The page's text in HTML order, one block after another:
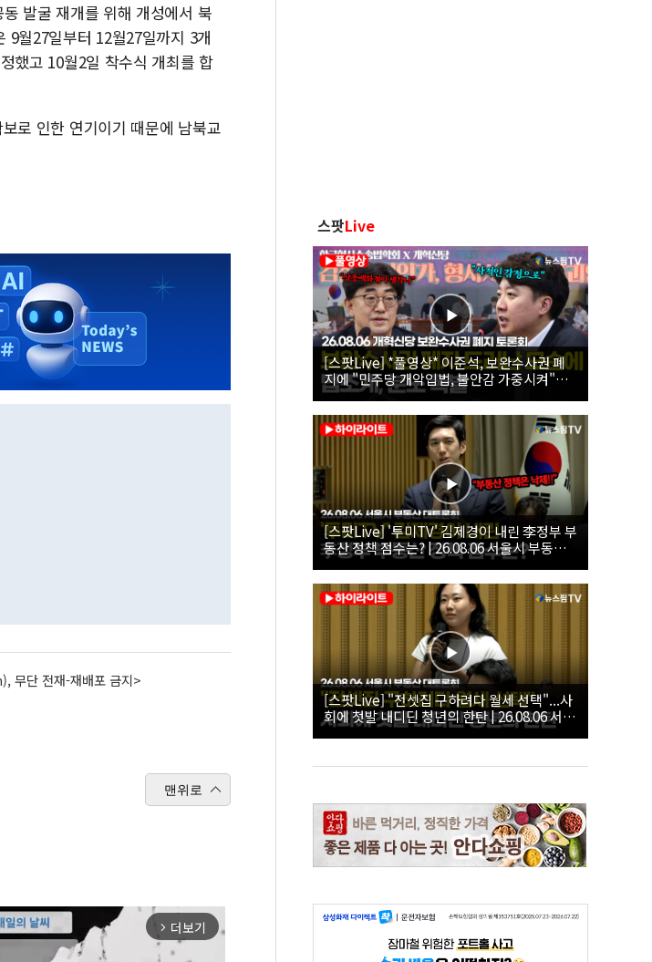
발굴 재개를 위해 개성에서 북
9월27일부터 12월27일까지 3개
했고 10월2일 착수식 개최를 합
로 인한 연기이기 때문에 남북교
무단 전재-재배포 금지>
맨위로
arrow_forward_ios 더보기
스팟Live
[스팟Live] *풀영상* 이준석, 보완수사권 폐
지에 "민주당 개악입법, 불안감 가중시켜"｜
26.08.06 개혁신당 보완수사권 폐지 토론회
[스팟Live] '투미TV' 김제경이 내린 李정부 부
동산 정책 점수는? | 26.08.06 서울시 부동산
대토론회
[스팟Live] "전셋집 구하려다 월세 선택"...사
회에 첫발 내디딘 청년의 한탄 | 26.08.06 서울
시 부동산 대토론회